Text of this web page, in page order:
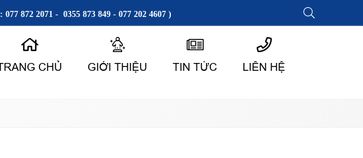
872 2071 - 0355 873 849 - 077 202 4607 )
CHỦ
GIỚI THIỆU TIN TỨC LIÊN HỆ